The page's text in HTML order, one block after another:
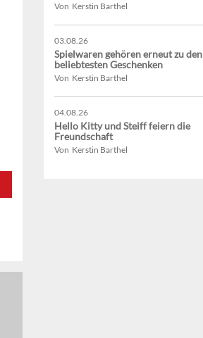
Von Kerstin Barthel
03.08.26
Spielwaren gehören erneut zu den
beliebtesten Geschenken
Von Kerstin Barthel
04.08.26
Hello Kitty und Steiff feiern die
Freundschaft
Von Kerstin Barthel